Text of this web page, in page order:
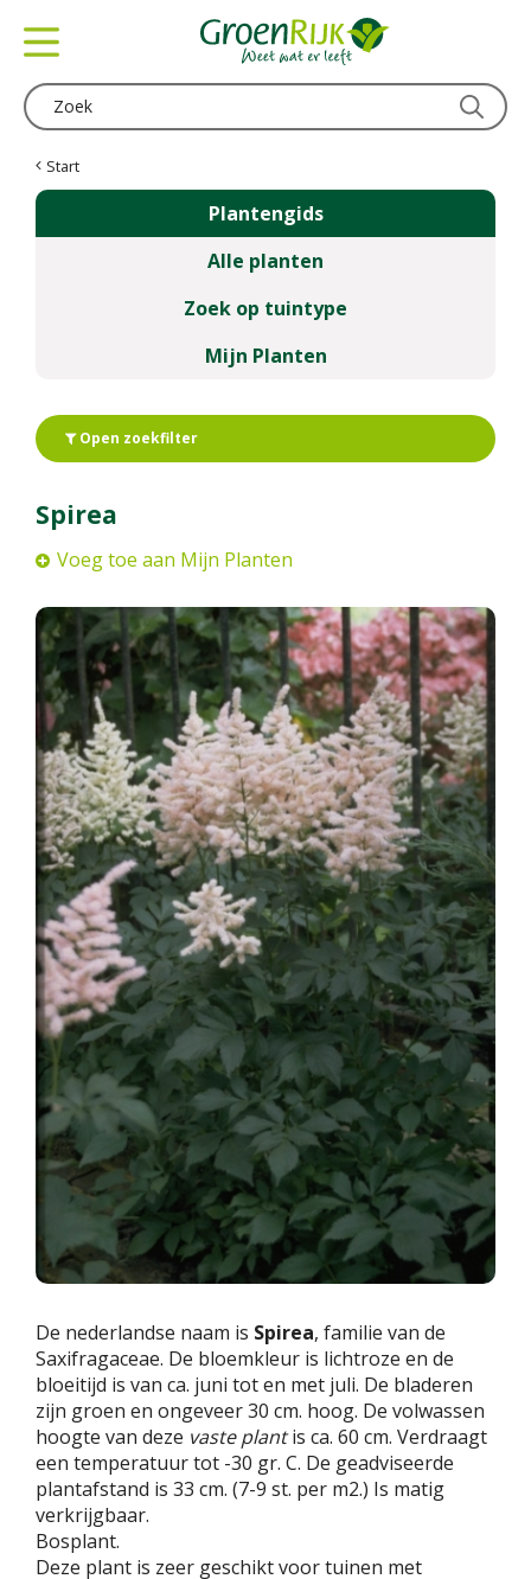
Start
Plantengids
Alle planten
Zoek op tuintype
Mijn Planten
Open zoekfilter
Spirea
Voeg toe aan Mijn Planten
De nederlandse naam is Spirea, familie van de
Saxifragaceae. De bloemkleur is lichtroze en de
bloeitijd is van ca. juni tot en met juli. De bladeren
zijn groen en ongeveer 30 cm. hoog. De volwassen
hoogte van deze vaste plantis ca. 60 cm. Verdraagt
een temperatuur tot -30 gr. C. De geadviseerde
plantafstand is 33 cm. (7-9 st. per m2.) Is matig
verkrijgbaar.
Bosplant.
Deze plant is zeer geschikt voor tuinen met